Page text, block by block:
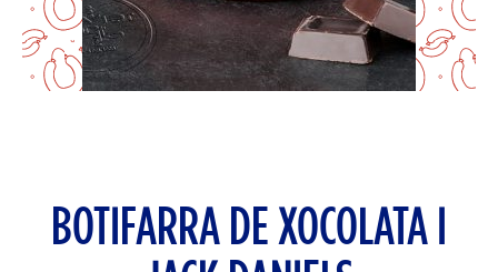
BOTIFARRA DE XOCOLATA I